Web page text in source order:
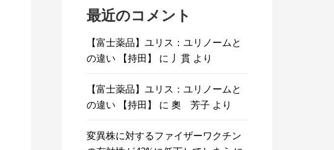
最近のコメント
【富士薬品】ユリス：ユリノームと
の違い 【持田】
に 丿貫 より
【富士薬品】ユリス：ユリノームと
の違い 【持田】
に奧 芳子 より
変異株に対するファイザーワクチン